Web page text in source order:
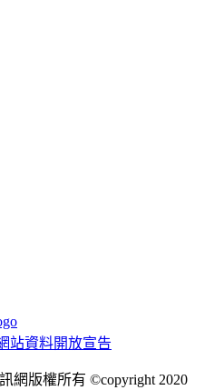
站資料開放宣告
網版權所有 ©copyright 2020